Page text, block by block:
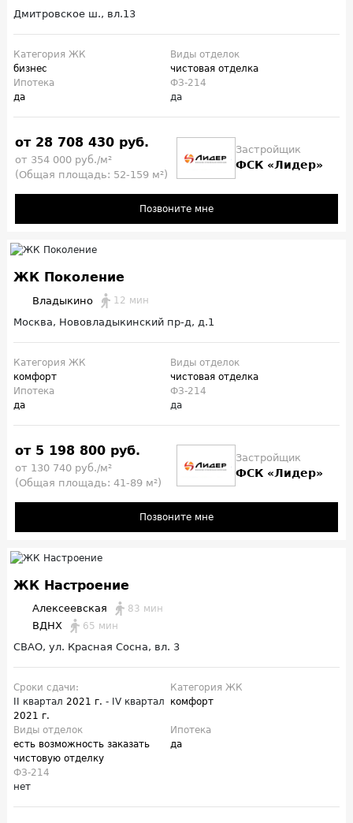
Дмитровское ш., вл.13
Категория ЖК
бизнес
Виды отделок
чистовая отделка
Ипотека
да
ФЗ-214
да
от 28 708 430 руб.
от 354 000 руб./м²
(Общая площадь: 52-159 м²)
Застройщик
ФСК «Лидер»
Позвоните мне
ЖК Поколение
Владыкино 12 мин
Москва, Нововладыкинский пр-д, д.1
Категория ЖК
комфорт
Виды отделок
чистовая отделка
Ипотека
да
ФЗ-214
да
от 5 198 800 руб.
от 130 740 руб./м²
(Общая площадь: 41-89 м²)
Застройщик
ФСК «Лидер»
Позвоните мне
ЖК Настроение
Алексеевская 83 мин
ВДНХ 65 мин
СВАО, ул. Красная Сосна, вл. 3
Сроки сдачи:
II квартал 2021 г. - IV квартал
2021 г.
Категория ЖК
комфорт
Виды отделок
есть возможность заказать
чистовую отделку
Ипотека
да
ФЗ-214
нет